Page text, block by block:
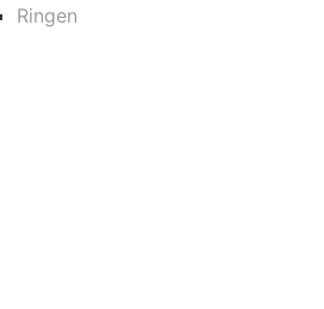
Ringen